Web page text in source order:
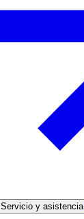
Servicio y asistencia